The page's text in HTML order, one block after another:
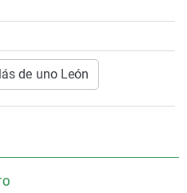
de uno León